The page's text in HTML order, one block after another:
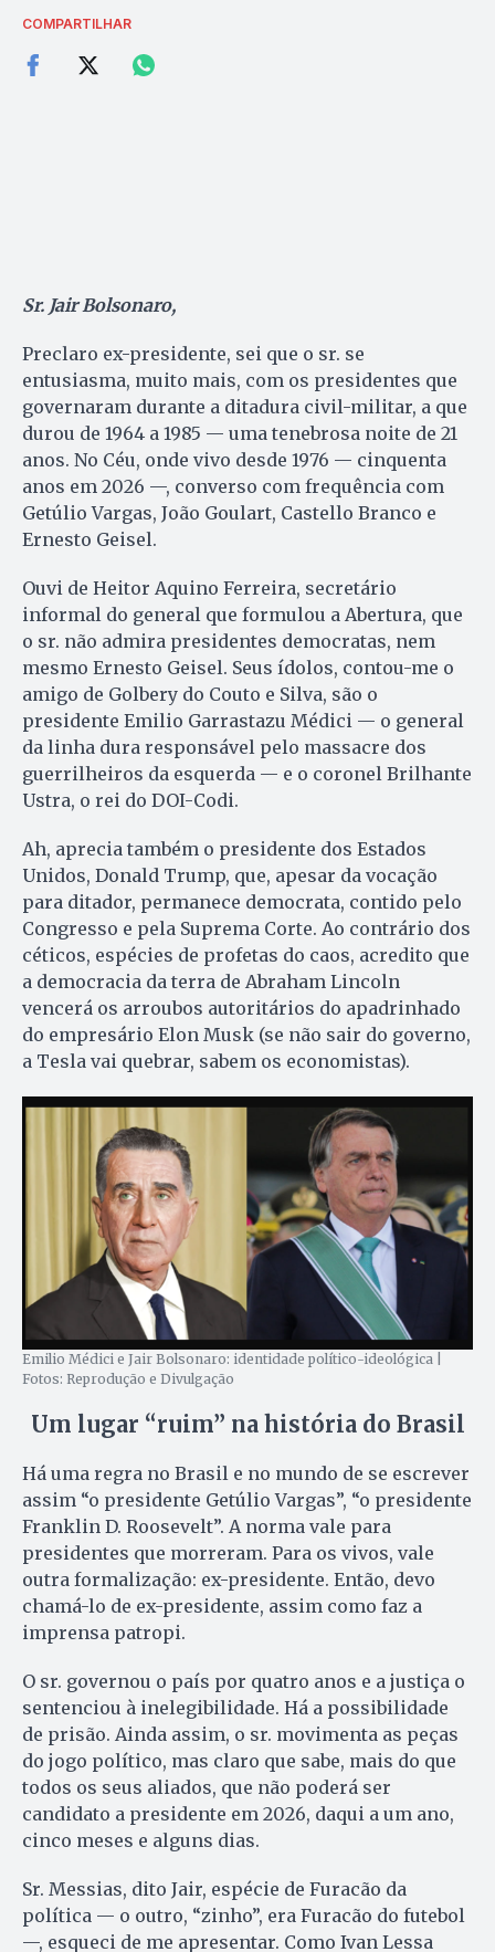
COMPARTILHAR
Sr. Jair Bolsonaro,
Preclaro ex-presidente, sei que o sr. se
entusiasma, muito mais, com os presidentes que
governaram durante a ditadura civil-militar, a que
durou de 1964 a 1985 — uma tenebrosa noite de 21
anos. No Céu, onde vivo desde 1976 — cinquenta
anos em 2026 —, converso com frequência com
Getúlio Vargas, João Goulart, Castello Branco e
Ernesto Geisel.
Ouvi de Heitor Aquino Ferreira, secretário
informal do general que formulou a Abertura, que
o sr. não admira presidentes democratas, nem
mesmo Ernesto Geisel. Seus ídolos, contou-me o
amigo de Golbery do Couto e Silva, são o
presidente Emilio Garrastazu Médici — o general
da linha dura responsável pelo massacre dos
guerrilheiros da esquerda — e o coronel Brilhante
Ustra, o rei do DOI-Codi.
Ah, aprecia também o presidente dos Estados
Unidos, Donald Trump, que, apesar da vocação
para ditador, permanece democrata, contido pelo
Congresso e pela Suprema Corte. Ao contrário dos
céticos, espécies de profetas do caos, acredito que
a democracia da terra de Abraham Lincoln
vencerá os arroubos autoritários do apadrinhado
do empresário Elon Musk (se não sair do governo,
a Tesla vai quebrar, sabem os economistas).
Emilio Médici e Jair Bolsonaro: identidade político-ideológica |
Fotos: Reprodução e Divulgação
Um lugar “ruim” na história do Brasil
Há uma regra no Brasil e no mundo de se escrever
assim “o presidente Getúlio Vargas”, “o presidente
Franklin D. Roosevelt”. A norma vale para
presidentes que morreram. Para os vivos, vale
outra formalização: ex-presidente. Então, devo
chamá-lo de ex-presidente, assim como faz a
imprensa patropi.
O sr. governou o país por quatro anos e a justiça o
sentenciou à inelegibilidade. Há a possibilidade
de prisão. Ainda assim, o sr. movimenta as peças
do jogo político, mas claro que sabe, mais do que
todos os seus aliados, que não poderá ser
candidato a presidente em 2026, daqui a um ano,
cinco meses e alguns dias.
Sr. Messias, dito Jair, espécie de Furacão da
política — o outro, “zinho”, era Furacão do futebol
—, esqueci de me apresentar. Como Ivan Lessa